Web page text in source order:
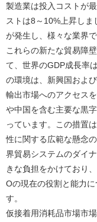
製造業は投入コストが
ストは8～10%上昇し
が発生し、様々な業界
これらの新たな貿易障
て、世界のGDP成長率
の環境は、新興国およ
輸出市場へのアクセス
や中国を含む主要な黒
っています。この措置
性に関する広範な懸念
界貿易システムのダイ
きな負担をかけており
Oの現在の役割と能力
す。
仮接着用消耗品市場市